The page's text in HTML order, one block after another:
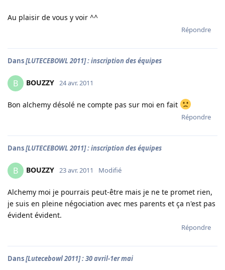
Au plaisir de vous y voir ^^
Répondre
Dans[LUTECEBOWL 2011] : inscription des équipes
B BOUZZY 24 avr. 2011
Bon alchemy désolé ne compte pas sur moi en fait
Répondre
Dans[LUTECEBOWL 2011] : inscription des équipes
B BOUZZY 23 avr. 2011 Modifié
Alchemy moi je pourrais peut-être mais je ne te promet rien,
je suis en pleine négociation avec mes parents et ça n'est pas
évident évident.
Répondre
Dans[Lutecebowl 2011] : 30 avril-1er mai